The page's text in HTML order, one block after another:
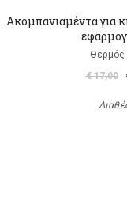
Ακομπανιαμέντα για
Θερμός
€ 17,00